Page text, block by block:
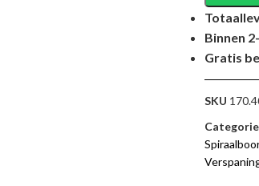
Binnen
Gratis
SKU